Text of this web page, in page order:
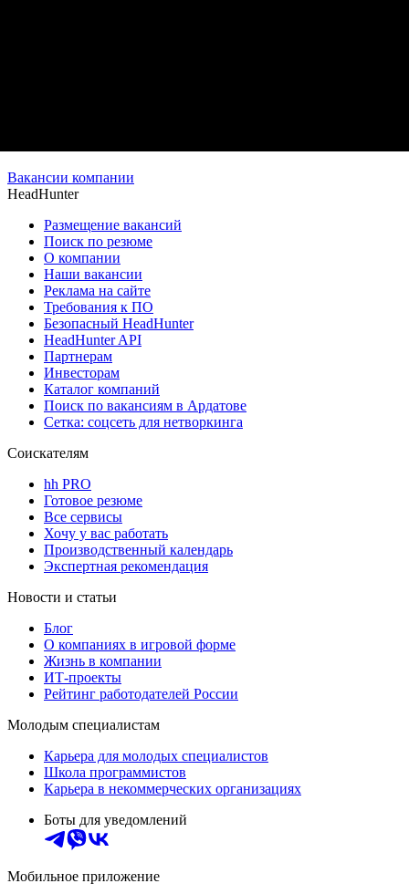
Вакансии компании
HeadHunter
Размещение вакансий
Поиск по резюме
О компании
Наши вакансии
Реклама на сайте
Требования к ПО
Безопасный HeadHunter
HeadHunter API
Партнерам
Инвесторам
Каталог компаний
Поиск по вакансиям в Ардатове
Сетка: соцсеть для нетворкинга
Соискателям
hh PRO
Готовое резюме
Все сервисы
Хочу у вас работать
Производственный календарь
Экспертная рекомендация
Новости и статьи
Блог
О компаниях в игровой форме
Жизнь в компании
ИТ-проекты
Рейтинг работодателей России
Молодым специалистам
Карьера для молодых специалистов
Школа программистов
Карьера в некоммерческих организациях
Боты для уведомлений
Мобильное приложение